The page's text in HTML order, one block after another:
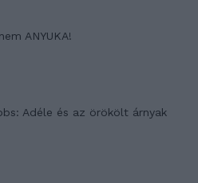
ANYUKA!
Adéle és az örökölt árnyak